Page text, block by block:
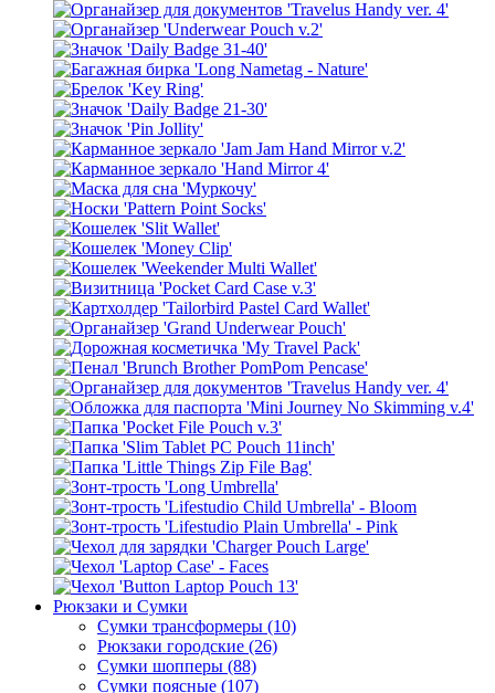
Рюкзаки и Сумки
Сумки трансформеры (10)
Рюкзаки городские (26)
Сумки шопперы (88)
Сумки поясные (107)